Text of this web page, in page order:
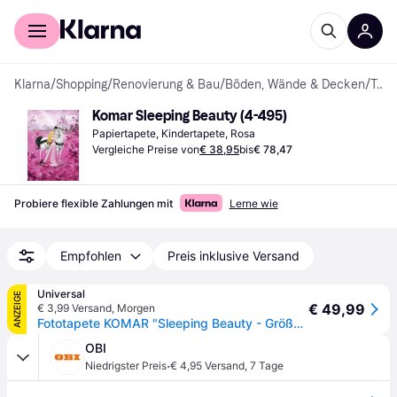
Für Shopper
Klarna/Shopping/Renovierung & Bau/Böden, Wände & Decken/ Tapeten
Komar Sleeping Beauty (4-495)
Papiertapete, Kindertapete, Rosa
Vergleiche Preise von€ 38,95bis€ 78,47
Probiere flexible Zahlungen mit Lerne wie
Empfohlen Preis inklusive Versand
ANZEIGE
Universal
€ 3,99 Versand, Morgen
Fototapete KOMAR "Sleeping Beauty - Größe 184 x 254 cm", pink, B:184m L:254m, Papier, Tapeten, Fototapete, Kinderzimmer
€ 49,99
OBI
Niedrigster Preis·€ 4,95 Versand, 7 Tage